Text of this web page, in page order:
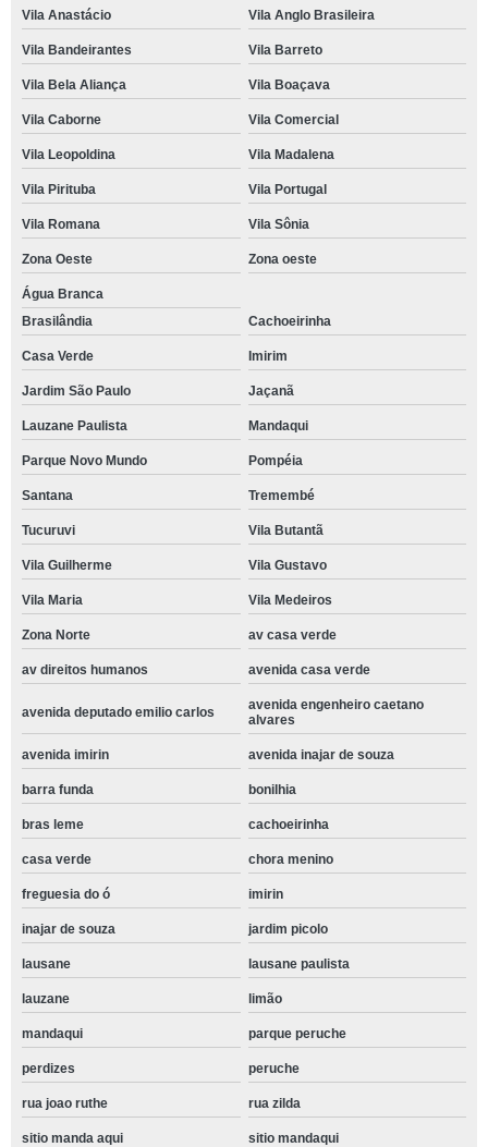
Vila Anastácio Vila Anglo Brasileira
Vila Bandeirantes Vila Barreto
Vila Bela Aliança Vila Boaçava
Vila Caborne Vila Comercial
Vila Leopoldina Vila Madalena
Vila Pirituba Vila Portugal
Vila Romana Vila Sônia
Zona Oeste Zona oeste
Água Branca
Brasilândia
Cachoeirinha
Casa Verde Imirim
Jardim São Paulo Jaçanã
Lauzane Paulista Mandaqui
Parque Novo Mundo Pompéia
Santana Tremembé
Tucuruvi Vila Butantã
Vila Guilherme Vila Gustavo
Vila Maria Vila Medeiros
Zona Norte av casa verde
av direitos humanos avenida casa verde
avenida deputado emilio carlos
avenida engenheiro caetano
alvares
avenida imirin avenida inajar de souza
barra funda bonilhia
bras leme cachoeirinha
casa verde chora menino
freguesia do ó imirin
inajar de souza jardim picolo
lausane lausane paulista
lauzane limão
mandaqui parque peruche
perdizes peruche
rua joao ruthe rua zilda
sitio manda aqui sitio mandaqui